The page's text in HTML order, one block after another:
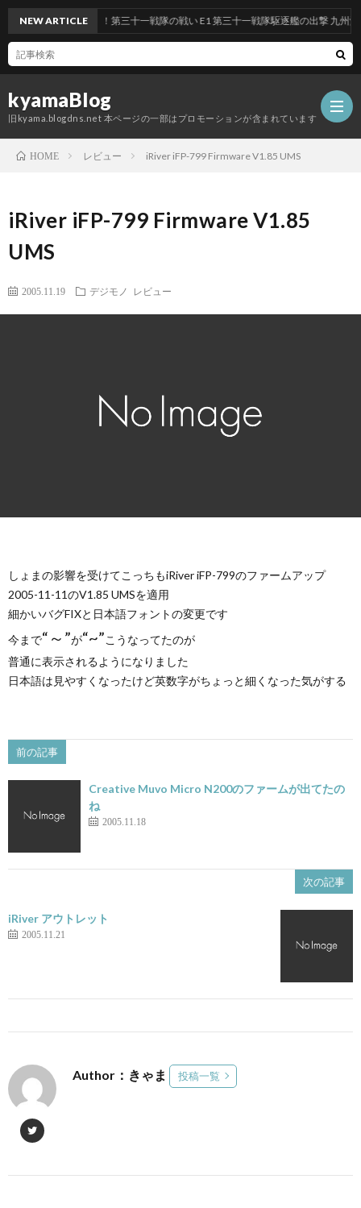
kyamaBlog
旧kyama.blogdns.net 本ページの一部はプロモーションが含まれています
NEW ARTICLE
前段作戦：反撃！第三十一戦隊の戦い E1 第三十一戦隊駆逐艦の出撃 九州沖/南西
HOME レビュー iRiver iFP-799 Firmware V1.85 UMS
iRiver iFP-799 Firmware V1.85
UMS
2005.11.19 デジモノ レビュー
しょまの影響を受けてこっちもiRiver iFP-799のファームアップ
2005-11-11のV1.85 UMSを適用
細かいバグFIXと日本語フォントの変更です
今まで“～”が“~”こうなってたのが
普通に表示されるようになりました
日本語は見やすくなったけど英数字がちょっと細くなった気がする
前の記事
Creative Muvo Micro N200のファームが出てたの
ね
2005.11.18
次の記事
iRiver アウトレット
2005.11.21
Author：きゃま 投稿一覧